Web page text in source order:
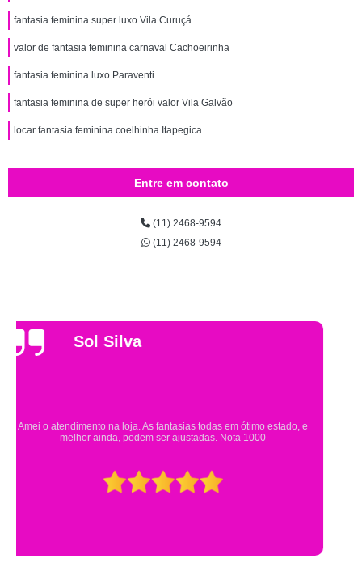
fantasia feminina super luxo Vila Curuçá
valor de fantasia feminina carnaval Cachoeirinha
fantasia feminina luxo Paraventi
fantasia feminina de super herói valor Vila Galvão
locar fantasia feminina coelhinha Itapegica
Entre em contato
(11) 2468-9594
(11) 2468-9594
Gsutavo Pinto
Pesquisei em mais de 20 lojas e só encontrei a fantasia de meu filho na
Eureka. Cheguei praticamente no horário em que estavam fechando e
mesmo assim fui muito bem atendido.